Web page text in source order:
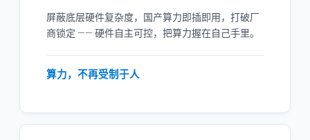
屏蔽底层硬件复杂度，国产算力即插即用，打破厂
商锁定 —— 硬件自主可控，把算力握在自己手里。
算力，不再受制于人